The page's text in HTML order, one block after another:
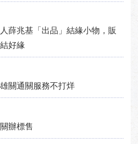
薛兆基「出品」結緣小物，販
好緣
關通關服務不打烊
辦標售